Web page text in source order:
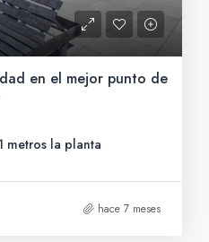
en el mejor punto de
metros la planta
hace 7 meses